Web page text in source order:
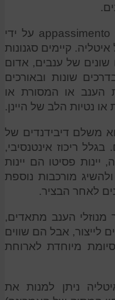
כיום, נעשה שימוש בתהליך ה- appassimento על ידי
קיימים סגנונות
שונים של ענבים, אדום
שונות ובאורכים
הענב או המסורת או
משלם דיבידנדים של
בגלל ריכוז אינטנסיבי,
יינות פסיטו הם יינות
מורכבות נוספת
לאחר הבציר.
הענב מתאדים,
לייצור, אבל הם שווים
מיוחדת לארוחת
ניתן למנות את